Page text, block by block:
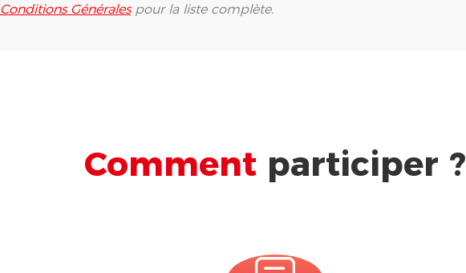
Conditions Généralespour la liste complète.
Comment participer ?